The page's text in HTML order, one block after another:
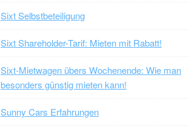
Sixt Selbstbeteiligung
Sixt Shareholder-Tarif: Mieten mit Rabatt!
Sixt-Mietwagen übers Wochenende: Wie man
besonders günstig mieten kann!
Sunny Cars Erfahrungen